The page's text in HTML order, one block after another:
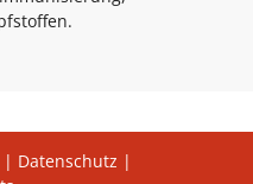
| Datenschutz |